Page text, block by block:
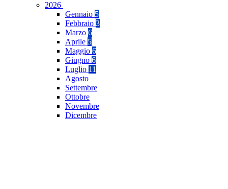
2026
Gennaio 5
Febbraio 3
Marzo 6
Aprile 5
Maggio 6
Giugno 6
Luglio 11
Agosto
Settembre
Ottobre
Novembre
Dicembre